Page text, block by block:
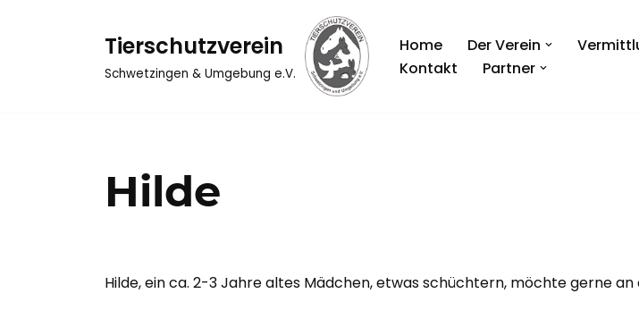
Tierschutzverein
Schwetzingen & Umgebung e.V.
Home Der Verein
Kontakt
Partner
Hilde
Hilde, ein ca. 2-3 Jahre altes Mädchen, etwas schüchtern, möchte gerne